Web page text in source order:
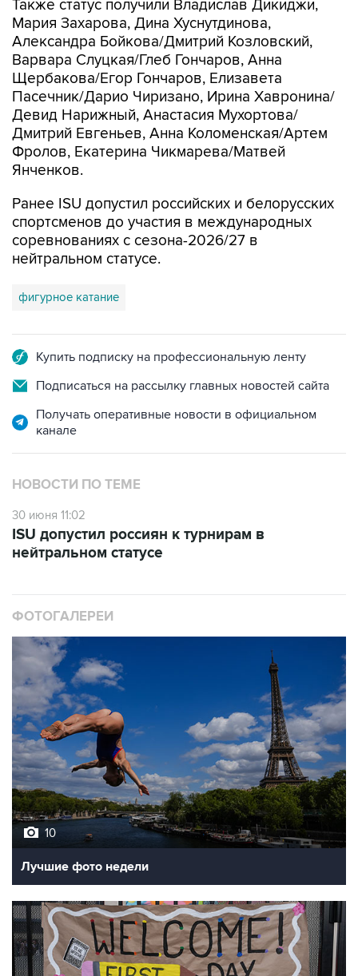
Также статус получили Владислав Дикиджи,
Мария Захарова, Дина Хуснутдинова,
Александра Бойкова/Дмитрий Козловский,
Варвара Слуцкая/Глеб Гончаров, Анна
Щербакова/Егор Гончаров, Елизавета
Пасечник/Дарио Чиризано, Ирина Хавронина/
Девид Нарижный, Анастасия Мухортова/
Дмитрий Евгеньев, Анна Коломенская/Артем
Фролов, Екатерина Чикмарева/Матвей
Янченков.
Ранее ISU допустил российских и белорусских
спортсменов до участия в международных
соревнованиях с сезона-2026/27 в
нейтральном статусе.
фигурное катание
Купить подписку на профессиональную ленту
Подписаться на рассылку главных новостей сайта
Получать оперативные новости в официальном
канале
НОВОСТИ ПО ТЕМЕ
30 июня 11:02
ISU допустил россиян к турнирам в
нейтральном статусе
ФОТОГАЛЕРЕИ
10
Лучшие фото недели